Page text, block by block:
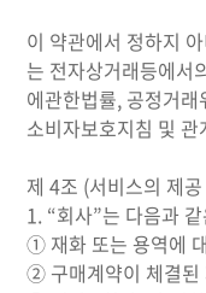
이 약관에서 정하지
는 전자상거래등에서
에관한법률, 공정거
소비자보호지침 및
제 4조 (서비스의 제
1. “회사”는 다음과
① 재화 또는 용역에
② 구매계약이 체결된